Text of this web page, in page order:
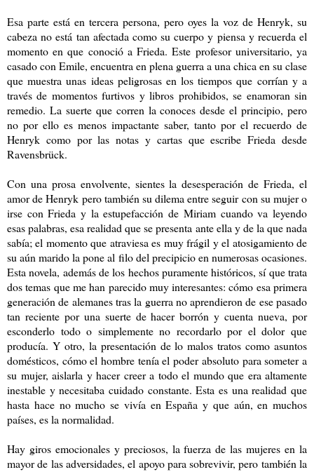
Esa parte está en tercera persona, pero oyes la voz de Henryk, su
cabeza no está tan afectada como su cuerpo y piensa y recuerda el
momento en que conoció a Frieda. Este profesor universitario, ya
casado con Emile, encuentra en plena guerra a una chica en su clase
que muestra unas ideas peligrosas en los tiempos que corrían y a
través de momentos furtivos y libros prohibidos, se enamoran sin
remedio. La suerte que corren la conoces desde el principio, pero
no por ello es menos impactante saber, tanto por el recuerdo de
Henryk como por las notas y cartas que escribe Frieda desde
Ravensbrück.
Con una prosa envolvente, sientes la desesperación de Frieda, el
amor de Henryk pero también su dilema entre seguir con su mujer o
irse con Frieda y la estupefacción de Miriam cuando va leyendo
esas palabras, esa realidad que se presenta ante ella y de la que nada
sabía; el momento que atraviesa es muy frágil y el atosigamiento de
su aún marido la pone al filo del precipicio en numerosas ocasiones.
Esta novela, además de los hechos puramente históricos, sí que trata
dos temas que me han parecido muy interesantes: cómo esa primera
generación de alemanes tras la guerra no aprendieron de ese pasado
tan reciente por una suerte de hacer borrón y cuenta nueva, por
esconderlo todo o simplemente no recordarlo por el dolor que
producía. Y otro, la presentación de lo malos tratos como asuntos
domésticos, cómo el hombre tenía el poder absoluto para someter a
su mujer, aislarla y hacer creer a todo el mundo que era altamente
inestable y necesitaba cuidado constante. Esta es una realidad que
hasta hace no mucho se vivía en España y que aún, en muchos
países, es la normalidad.
Hay giros emocionales y preciosos, la fuerza de las mujeres en la
mayor de las adversidades, el apoyo para sobrevivir, pero también la